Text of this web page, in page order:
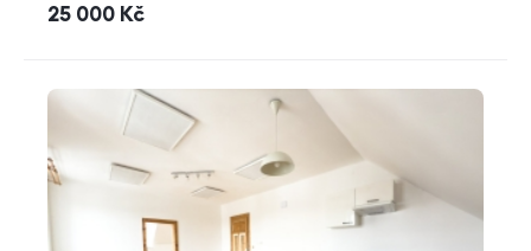
cena
25 000 Kč